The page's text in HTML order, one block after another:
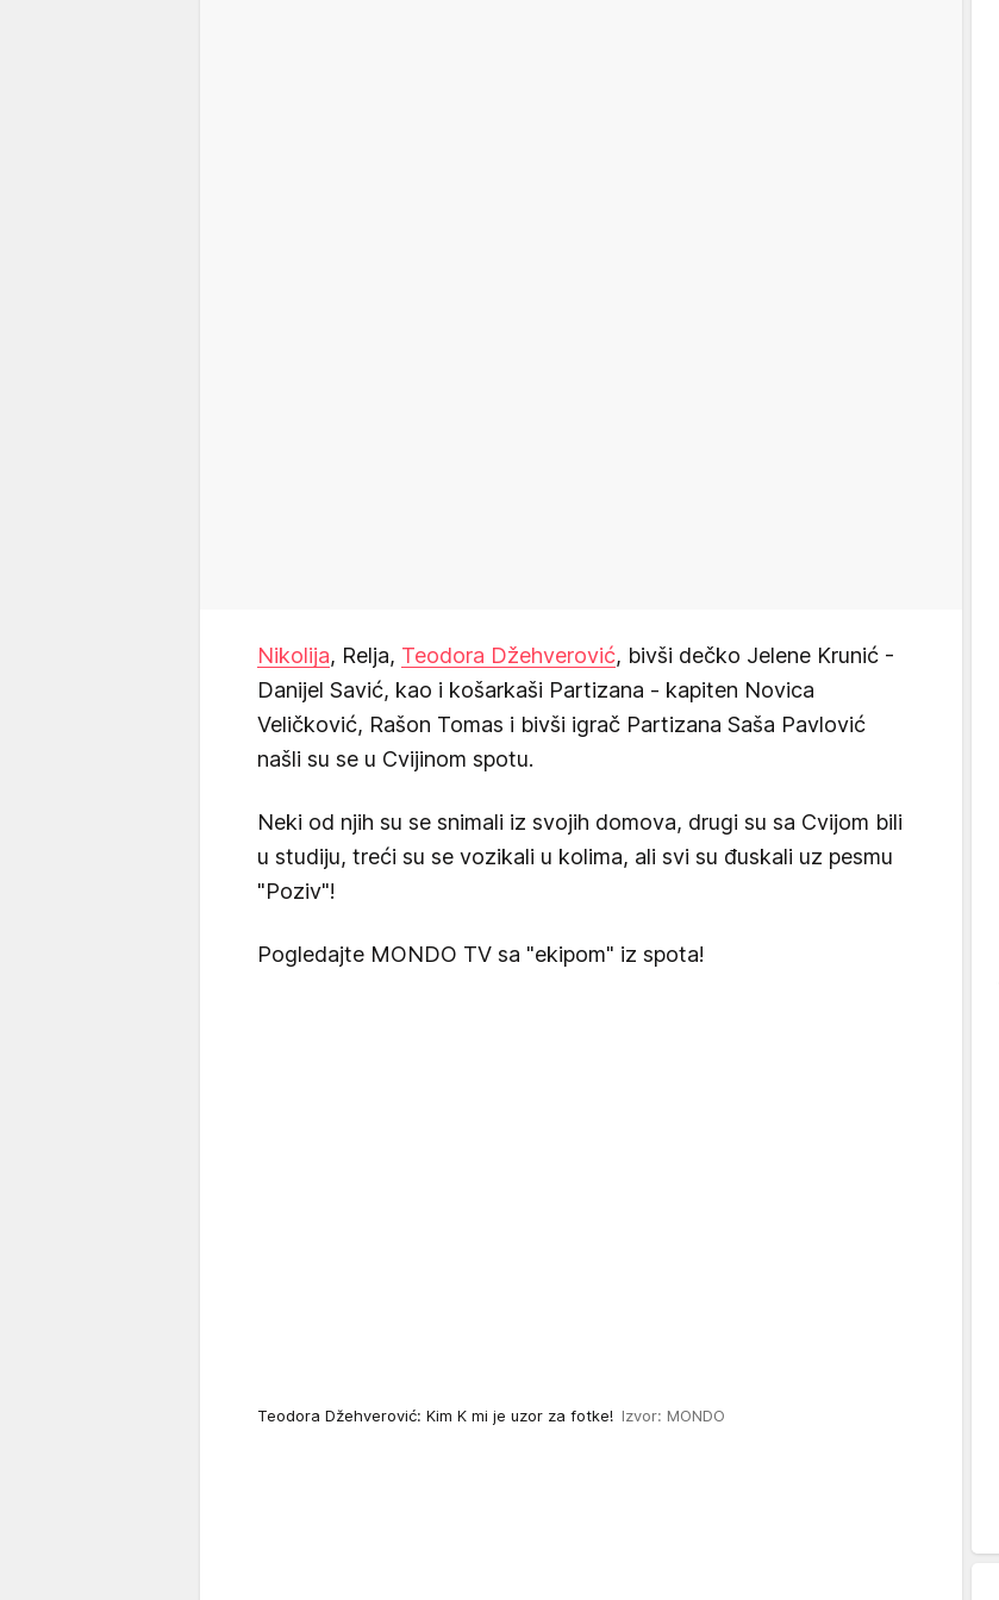
Nikolija, Relja, Teodora Džehverović, bivši dečko Jelene Krunić -
Danijel Savić, kao i košarkaši Partizana - kapiten Novica
Veličković, Rašon Tomas i bivši igrač Partizana Saša Pavlović
našli su se u Cvijinom spotu.
Neki od njih su se snimali iz svojih domova, drugi su sa Cvijom bili
u studiju, treći su se vozikali u kolima, ali svi su đuskali uz pesmu
"Poziv"!
Pogledajte MONDO TV sa "ekipom" iz spota!
Teodora Džehverović: Kim K mi je uzor za fotke! Izvor: MONDO